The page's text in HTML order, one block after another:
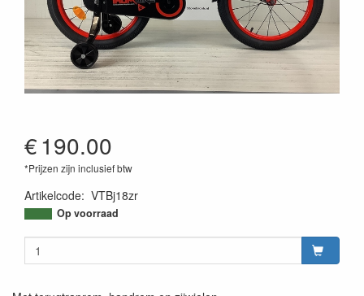
€190.00
*Prijzen zijn inclusief btw
Artikelcode: VTBj18zr
Op voorraad